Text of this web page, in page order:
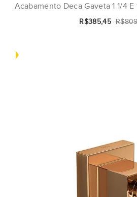
Acabamento Deca Gaveta 1 1/4 E
R$385,45